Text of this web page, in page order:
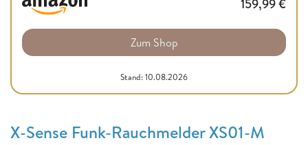
159,99€
Zum Shop
Stand: 10.08.2026
X-Sense Funk-Rauchmelder XS01-M